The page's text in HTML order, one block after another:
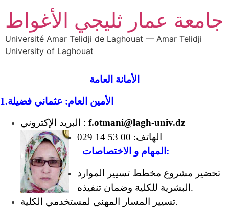
جامعة عمار ثليجي الأغواط
Université Amar Telidji de Laghouat — Amar Telidji
University of Laghouat
الأمانة العامة
1.الأمين العام: عثماني فضيلة
البريد الإكتروني : f.otmani@lagh-univ.dz
الهاتف: 00 53 14 029
المهام و الاختصاصات:
تحضير مشروع مخطط تسيير الموارد
البشرية للكلية وضمان تنفيذه.
تسيير المسار المهني لمستخدمي الكلية.